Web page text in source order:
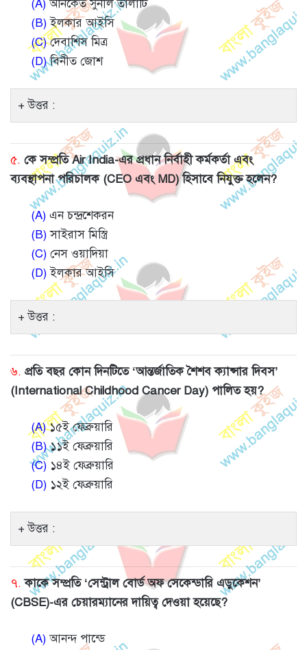
(A)অনিকেত সুনীল তালাটি
(B)ইলকার আইসি
(C)দেবাশিস মিত্র
(D)বিনীত জোশ
উত্তর :
৫. কে সম্প্রতি Air India-এর প্রধান নির্বাহী কর্মকর্তা এবং
ব্যবস্থাপনা পরিচালক (CEO এবং MD) হিসাবে নিযুক্ত হলেন?
(A) এন চন্দ্রশেকরন
(B)সাইরাস মিস্ত্রি
(C) নেস ওয়াদিয়া
(D)ইলকার আইসি
উত্তর :
৬. প্রতি বছর কোন দিনটিতে ‘আন্তর্জাতিক শৈশব ক্যান্সার দিবস’
(International Childhood Cancer Day) পালিত হয়?
(A)১৫ই ফেব্রুয়ারি
(B)১১ই ফেব্রুয়ারি
(C) ১৪ই ফেব্রুয়ারি
(D) ১২ই ফেব্রুয়ারি
উত্তর :
৭. কাকে সম্প্রতি ‘সেন্ট্রাল বোর্ড অফ সেকেন্ডারি এডুকেশন’
(CBSE)-এর চেয়ারম্যানের দায়িত্ব দেওয়া হয়েছে?
(A)আনন্দ পান্ডে